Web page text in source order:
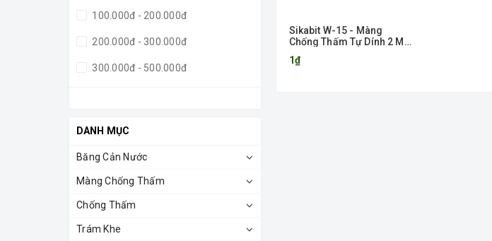
100.000đ - 200.000đ
200.000đ - 300.000đ
300.000đ - 500.000đ
DANH MỤC
Băng Cản Nước
Màng Chống Thấm
Chống Thấm
Trám Khe
Sikabit W-15 - Màng
Chống Thấm Tự Dính 2 Mặt
1₫